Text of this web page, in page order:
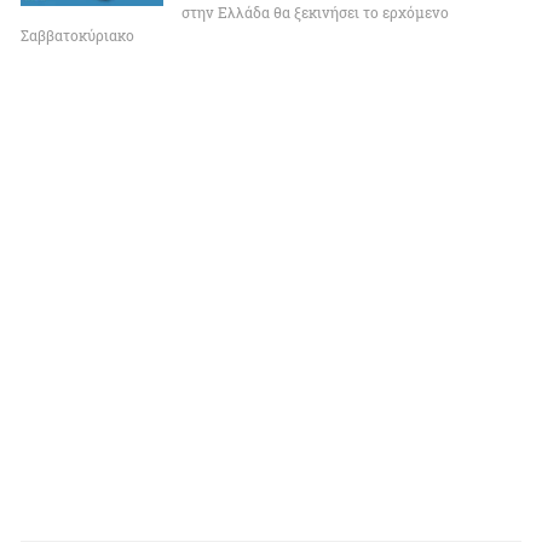
στην Ελλάδα θα ξεκινήσει το ερχόμενο
Σαββατοκύριακο